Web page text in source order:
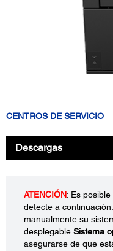
CENTROS DE SERVICIO
Descargas
ATENCIÓN: Es
detecte a
manualmente su
desplegable Sistema
asegurarse de que